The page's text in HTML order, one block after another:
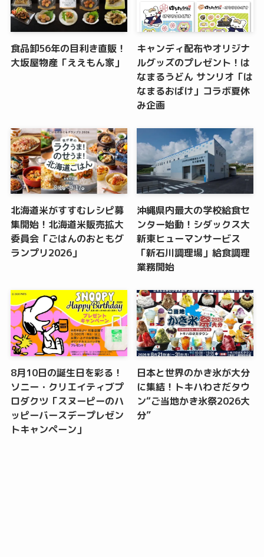
食品卸56年の目利き直販！
大坂屋物産「ええもん家」
キャンディ配布やオリジナ
ルグッズのプレゼント！は
なまるうどん サンリオ「は
なまるおばけ」コラボ夏休
み企画
北海道米がすすむレシピ募
集開始！北海道米販売拡大
委員会「ごはんのおともグ
ランプリ2026」
沖縄県内最大の学校給食セ
ンター始動！シダックス大
新東ヒューマンサービス
「新石川調理場」給食調理
業務開始
8月10日の誕生日を彩る！
ソニー・クリエイティブプ
ロダクツ「スヌーピーのハ
ッピーバースデープレゼン
トキャンペーン」
日本と世界のかき氷が大分
に集結！トキハわさだタウ
ン“ご当地かき氷祭2026大
分”